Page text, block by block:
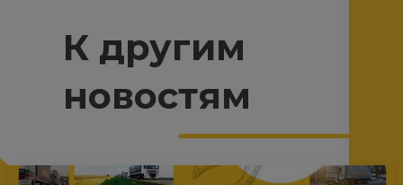
К другим
новостям